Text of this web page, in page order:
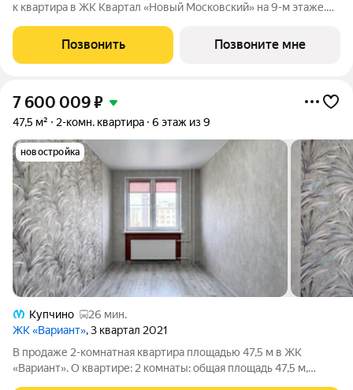
к квартира в ЖК Квартал «Новый Московский» на 9-м этаже.
квартал «Новый Московский» в Пушкинском районе. Этот
комплекс объединит в себе
Позвонить Позвоните мне
7 600 009₽
47,5 м² 2-комн. квартира 6 этаж из 9
новостройка
Купчино
26 мин.
ЖК «Вариант», 3 квартал 2021
В продаже 2-комнатная квартира площадью 47,5 м в ЖК
«Вариант». О квартире: 2 комнаты: общая площадь 47,5 м,